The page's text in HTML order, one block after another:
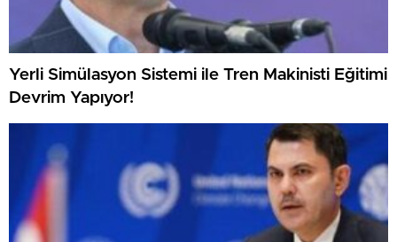
Yerli Simülasyon Sistemi ile Tren Makinisti Eğitimi
Devrim Yapıyor!